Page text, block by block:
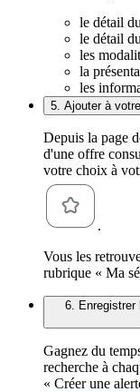
le détail
le détail
les
la
les
5. Ajouter à
Depuis la page
d'une offre
votre choix à
.
Vous les
rubrique « Ma
6. Enregistrer
Gagnez du
recherche à
« Créer une